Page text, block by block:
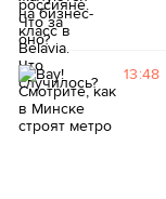
13:48